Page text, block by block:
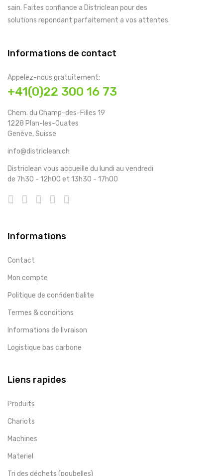
sain. Faites confiance a Districlean pour des
solutions repondant parfaitement a vos attentes.
Informations de contact
Appelez-nous gratuitement:
+41(0)22 300 16 73
Chem. du Champ-des-Filles 19
1228 Plan-les-Ouates
Genève, Suisse
info@districlean.ch
Districlean vous accueille du lundi au vendredi
de 7h30 - 12h00 et 13h30 - 17h00
Informations
Contact
Mon compte
Politique de confidentialite
Termes & conditions
Informations de livraison
Logistique bas carbone
Liens rapides
Produits
Chariots
Machines
Materiel
Tri des déchets (poubelles)